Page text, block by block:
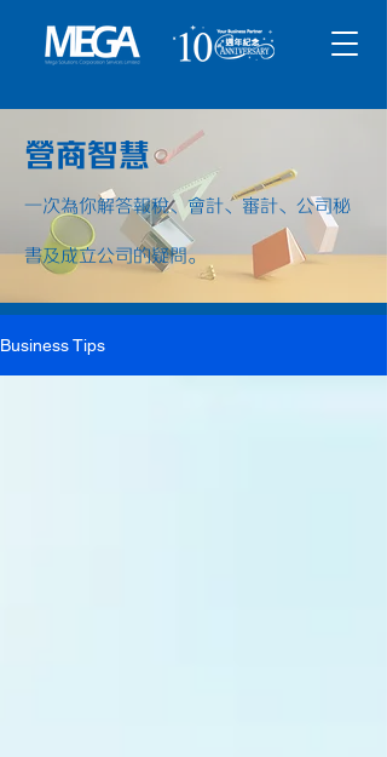
營商智慧
一次為你解答報稅、會計、審計、公司秘
書及成立公司的疑問。
Business Tips